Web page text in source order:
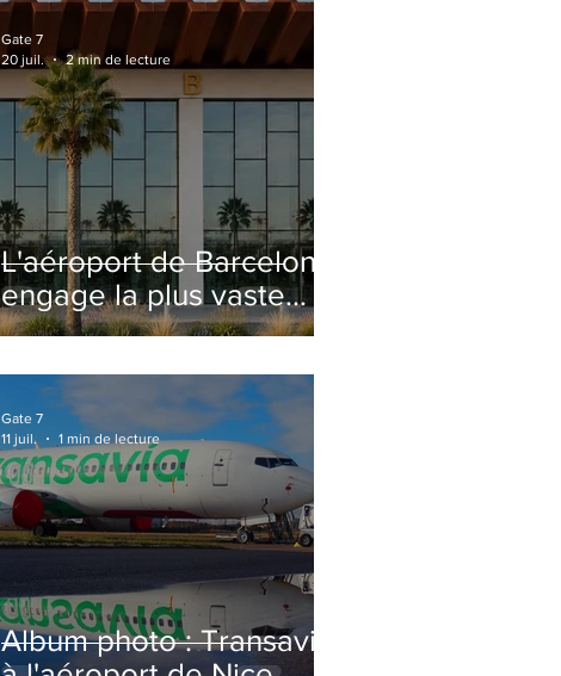
L'aéroport de Barcelone
engage la plus vaste
rénovation de son
ouverture
Gate 7
20 juil.
2 min de lecture
Album photo : Transavia
Gate 7
11 juil.
1 min de lecture